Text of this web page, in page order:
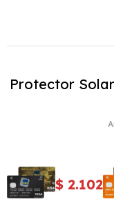
Protector
$ 2.102